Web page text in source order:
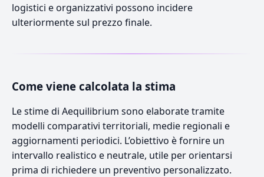
logistici e organizzativi possono incidere
ulteriormente sul prezzo finale.
Come viene calcolata la stima
Le stime di Aequilibrium sono elaborate tramite
modelli comparativi territoriali, medie regionali e
aggiornamenti periodici. L’obiettivo è fornire un
intervallo realistico e neutrale, utile per orientarsi
prima di richiedere un preventivo personalizzato.